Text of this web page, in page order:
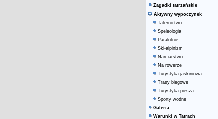
Zagadki tatrzańskie
Aktywny wypoczynek
Taternictwo
Speleologia
Paralotnie
Ski-alpinizm
Narciarstwo
Na rowerze
Turystyka jaskiniowa
Trasy biegowe
Turystyka piesza
Sporty wodne
Galeria
Warunki w Tatrach